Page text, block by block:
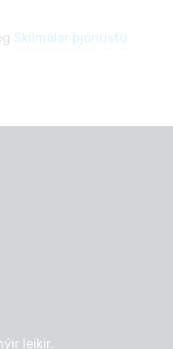
Skilmálar þjónustu
leikir.